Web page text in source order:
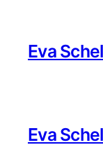
springen
Eva
Eva